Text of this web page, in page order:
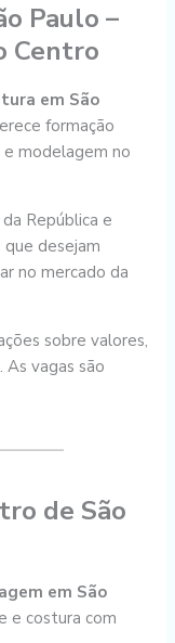
Paulo –
Centro
em São
formação
modelagem no
República e
desejam
no mercado da
sobre valores,
As vagas são
de São
em São
e costura com